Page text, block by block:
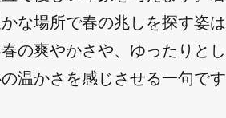
な場所で春の兆しを探す姿
の爽やかさや、ゆったりと
温かさを感じさせる一句です